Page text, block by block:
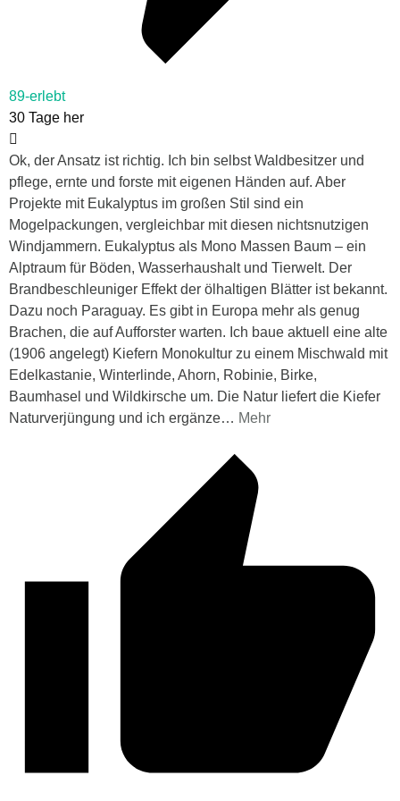
89-erlebt
30 Tage her
Ok, der Ansatz ist richtig. Ich bin selbst Waldbesitzer und
pflege, ernte und forste mit eigenen Händen auf. Aber
Projekte mit Eukalyptus im großen Stil sind ein
Mogelpackungen, vergleichbar mit diesen nichtsnutzigen
Windjammern. Eukalyptus als Mono Massen Baum – ein
Alptraum für Böden, Wasserhaushalt und Tierwelt. Der
Brandbeschleuniger Effekt der ölhaltigen Blätter ist bekannt.
Dazu noch Paraguay. Es gibt in Europa mehr als genug
Brachen, die auf Aufforster warten. Ich baue aktuell eine alte
(1906 angelegt) Kiefern Monokultur zu einem Mischwald mit
Edelkastanie, Winterlinde, Ahorn, Robinie, Birke,
Baumhasel und Wildkirsche um. Die Natur liefert die Kiefer
Naturverjüngung und ich ergänze… Mehr